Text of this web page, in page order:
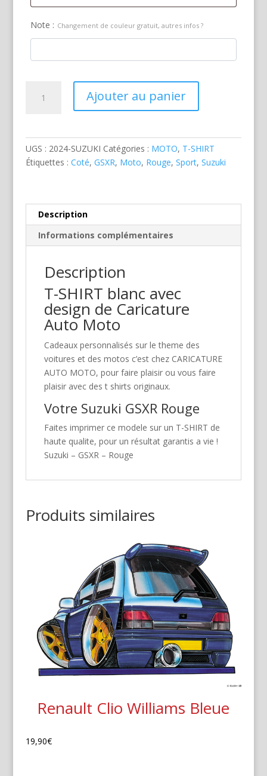
Note : Changement de couleur gratuit, autres infos ?
Ajouter au panier
UGS : 2024-SUZUKI Catégories : MOTO, T-SHIRT
Étiquettes : Coté, GSXR, Moto, Rouge, Sport, Suzuki
Description
Informations complémentaires
Description
T-SHIRT blanc avec
design de Caricature
Auto Moto
Cadeaux personnalisés sur le theme des
voitures et des motos c’est chez CARICATURE
AUTO MOTO, pour faire plaisir ou vous faire
plaisir avec des t shirts originaux.
Votre Suzuki GSXR Rouge
Faites imprimer ce modele sur un T-SHIRT de
haute qualite, pour un résultat garantis a vie !
Suzuki – GSXR – Rouge
Produits similaires
Renault Clio Williams Bleue
19,90€